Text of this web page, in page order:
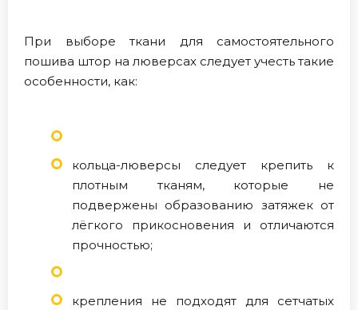
При выборе ткани для самостоятельного
пошива штор на люверсах следует учесть такие
особенности, как:
кольца-люверсы следует крепить к
плотным тканям, которые не
подвержены образованию затяжек от
лёгкого прикосновения и отличаются
прочностью;
крепления не подходят для сетчатых